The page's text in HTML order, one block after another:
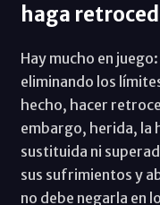
haga
Hay mucho en
eliminando los
hecho, hacer
embargo, herida, la
sustituida ni
sus sufrimientos y
no debe negarla en